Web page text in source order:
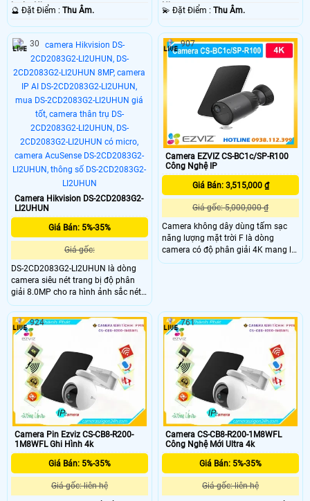
loại + Nhựa.
️🔮 Đặt Điểm : Thu Âm.
Nhựa.
️💫 Đặt Điểm :Thu Âm.
Camera Hikvision DS-2CD2083G2-
LI2UHUN
Giá Bán: 5%-35%
Giá gốc:
DS-2CD2083G2-LI2UHUN là dòng
camera siêu nét trang bị độ phân
giải 8.0MP cho ra hình ảnh sắc nét,
camera khi sử dụng với đầu ghi còn
hỗ trợ công nghệ cao giúp tìm kiếm
thông minh, trang bị AI thông minh
nhật đinẹ người và phương tiện, hạn
chế báo động giả từ môi trường.
30
Camera EZVIZ CS-BC1c/SP-R100
Công Nghệ IP
Giá Bán: 3,515,000 ₫
Giá gốc: 5,000,000 ₫
Camera không dây dùng tấm sạc
năng lượng mặt trời F là dòng
camera có độ phân giải 4K mang lại
góc nhìn rộng 135°, pin 10400mAh
ngoài trời.
907
Camera Pin Ezviz CS-CB8-R200-
1M8WFL Ghi Hình 4k
Giá Bán: 5%-35%
Giá gốc: liên hệ
924
Camera CS-CB8-R200-1M8WFL
Công Nghệ Mới Ultra 4k
Giá Bán: 5%-35%
Giá gốc: liên hệ
761